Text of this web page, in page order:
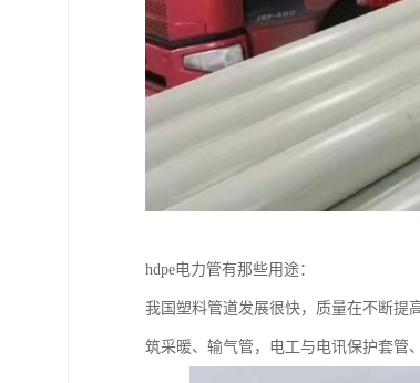
hdpe电力管有那些用途：
我国塑料管道发展很快，质量在不断提
筑采暖、输气管，电工与电讯保护套管